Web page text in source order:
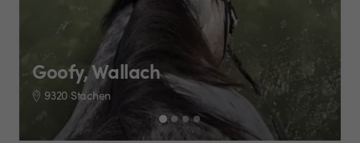
Goofy, Wallach
9320 Stachen